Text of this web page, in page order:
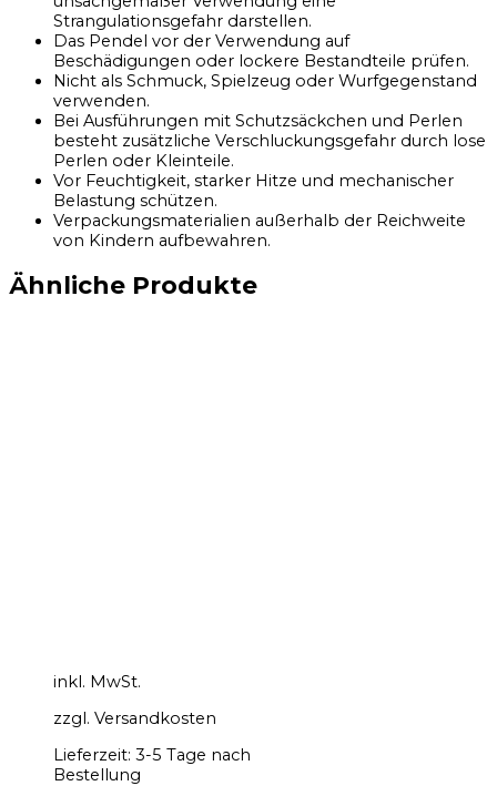
Strangulationsgefahr darstellen.
Das Pendel vor der Verwendung auf
Beschädigungen oder lockere Bestandteile prüfen.
Nicht als Schmuck, Spielzeug oder Wurfgegenstand
verwenden.
Bei Ausführungen mit Schutzsäckchen und Perlen
besteht zusätzliche Verschluckungsgefahr durch lose
Perlen oder Kleinteile.
Vor Feuchtigkeit, starker Hitze und mechanischer
Belastung schützen.
Verpackungsmaterialien außerhalb der Reichweite
von Kindern aufbewahren.
Ähnliche Produkte
inkl. MwSt.
zzgl. Versandkosten
Lieferzeit: 3-5 Tage nach
Bestellung